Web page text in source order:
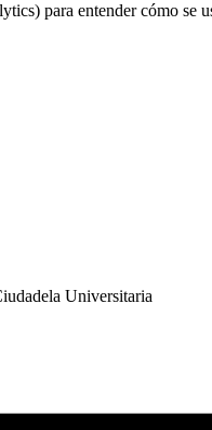
para entender cómo se
Universitaria